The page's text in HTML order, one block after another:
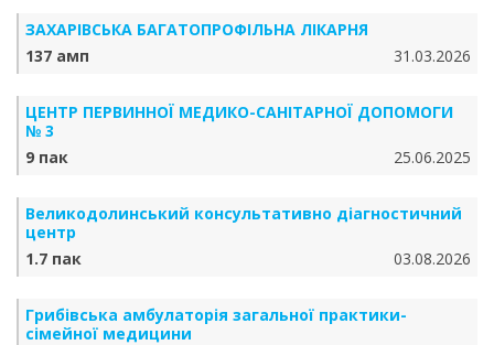
ЗАХАРІВСЬКА БАГАТОПРОФІЛЬНА ЛІКАРНЯ
137 амп
31.03.2026
ЦЕНТР ПЕРВИННОЇ МЕДИКО-САНІТАРНОЇ ДОПОМОГИ
№ 3
9 пак
25.06.2025
Великодолинський консультативно діагностичний
центр
1.7 пак
03.08.2026
Грибівська амбулаторія загальної практики-
сімейної медицини